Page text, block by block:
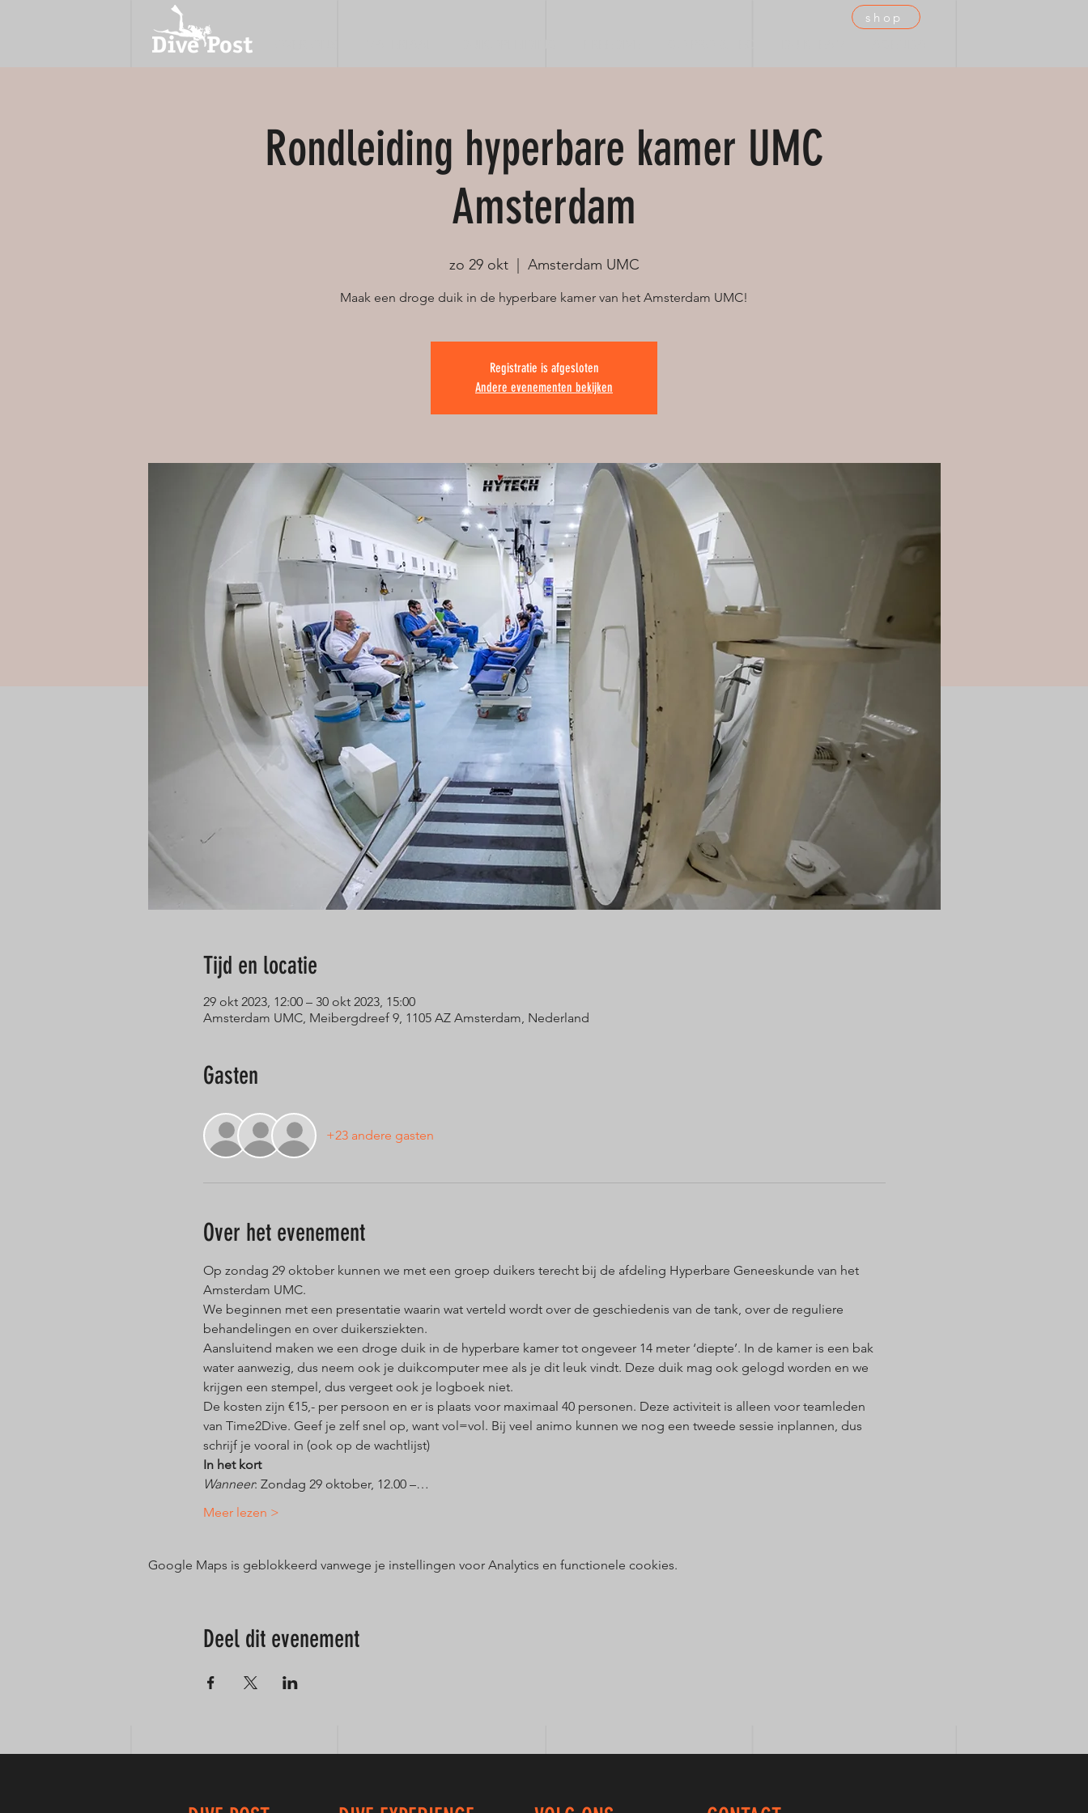
shop
Rondleiding hyperbare kamer UMC
Amsterdam
zo 29 okt
  |
Amsterdam UMC
Maak een droge duik in de hyperbare kamer van het Amsterdam UMC!
Registratie is afgesloten
Andere evenementen bekijken
Tijd en locatie
29 okt 2023, 12:00 – 30 okt 2023, 15:00
Amsterdam UMC, Meibergdreef 9, 1105 AZ Amsterdam, Nederland
Gasten
+23 andere gasten
Over het evenement
Op zondag 29 oktober kunnen we met een groep duikers terecht bij de afdeling Hyperbare Geneeskunde van het
Amsterdam UMC.
We beginnen met een presentatie waarin wat verteld wordt over de geschiedenis van de tank, over de reguliere
behandelingen en over duikersziekten.
Aansluitend maken we een droge duik in de hyperbare kamer tot ongeveer 14 meter ‘diepte’. In de kamer is een bak
water aanwezig, dus neem ook je duikcomputer mee als je dit leuk vindt. Deze duik mag ook gelogd worden en we
krijgen een stempel, dus vergeet ook je logboek niet.
De kosten zijn €15,- per persoon en er is plaats voor maximaal 40 personen. Deze activiteit is alleen voor teamleden
van Time2Dive. Geef je zelf snel op, want vol=vol. Bij veel animo kunnen we nog een tweede sessie inplannen, dus
schrijf je vooral in (ook op de wachtlijst)
In het kort
Wanneer: Zondag 29 oktober, 12.00 –…
Meer lezen >
Google Maps is geblokkeerd vanwege je instellingen voor Analytics en functionele cookies.
Deel dit evenement